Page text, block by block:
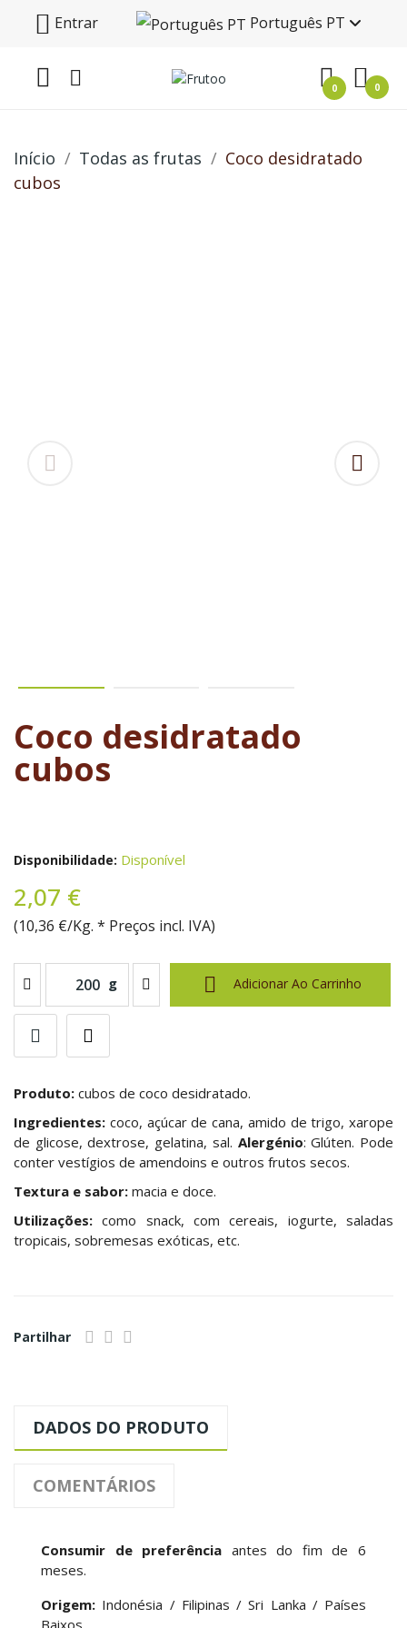
Entrar Português PT
0 0
Início Todas as frutas
Coco desidratado
cubos
Coco desidratado
cubos
Disponibilidade: Disponível
2,07 €
(10,36 €/Kg. * Preços incl. IVA)
g  Adicionar Ao Carrinho
Produto: cubos de coco desidratado.
Ingredientes: coco, açúcar de cana, amido de trigo, xarope
de glicose, dextrose, gelatina, sal. Alergénio: Glúten. Pode
conter vestígios de amendoins e outros frutos secos.
Textura e sabor: macia e doce.
Utilizações: como snack, com cereais, iogurte, saladas
tropicais, sobremesas exóticas, etc.
Partilhar
DADOS DO PRODUTO
COMENTÁRIOS
Consumir de preferência antes do fim de 6
meses.
Origem: Indonésia / Filipinas / Sri Lanka / Países
Baixos